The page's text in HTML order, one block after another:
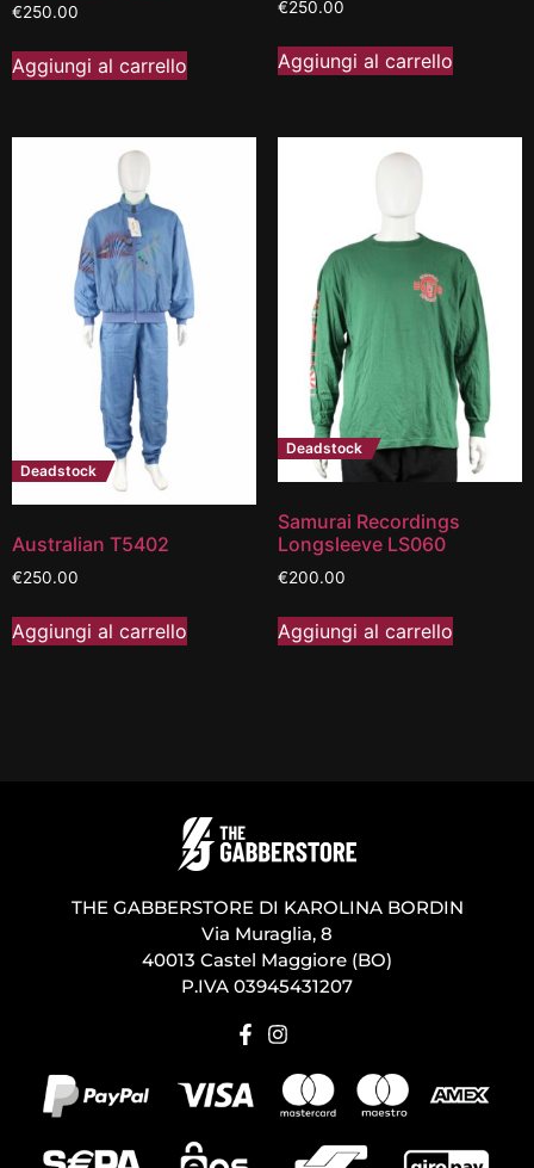
€250.00
Aggiungi al carrello
€250.00
Aggiungi al carrello
Deadstock
Australian T5402
€250.00
Aggiungi al carrello
Deadstock
Samurai Recordings
Longsleeve LS060
€200.00
Aggiungi al carrello
THE GABBERSTORE DI KAROLINA BORDIN
Via Muraglia, 8
40013 Castel Maggiore (BO)
P.IVA 03945431207